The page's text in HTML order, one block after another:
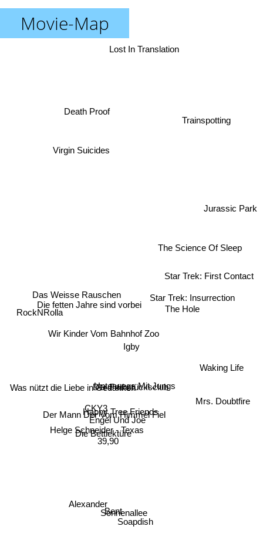
Movie-Map
Igby
Der Frühstücksclub
Unterwegs Mit Jungs
Happy Tree Friends
Wir Kinder Vom Bahnhof Zoo
Der Mann Der Vom Himmel Fiel
Engel Und Joe
39,90
Die Bettlektüre
CKY3
Das Weisse Rauschen
Helge Schneider - Texas
Bent
The Hole
Soapdish
Die fetten Jahre sind vorbei
Star Trek: Insurrection
Alexander
Was nützt die Liebe in Gedanken
Sonnenallee
Star Trek: First Contact
Death Proof
RockNRolla
Mrs. Doubtfire
Lost In Translation